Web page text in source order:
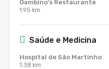
Gambino's Restaurante
1.95 km
Saúde e Medicina
Hospital de São Martinho
1.38 km